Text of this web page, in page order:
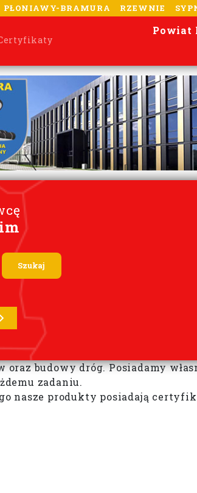
PŁONIAWY-BRAMURA RZEWNIE
Powiat
budowy dróg. Posiadamy
zadaniu.
nasze produkty posiadają